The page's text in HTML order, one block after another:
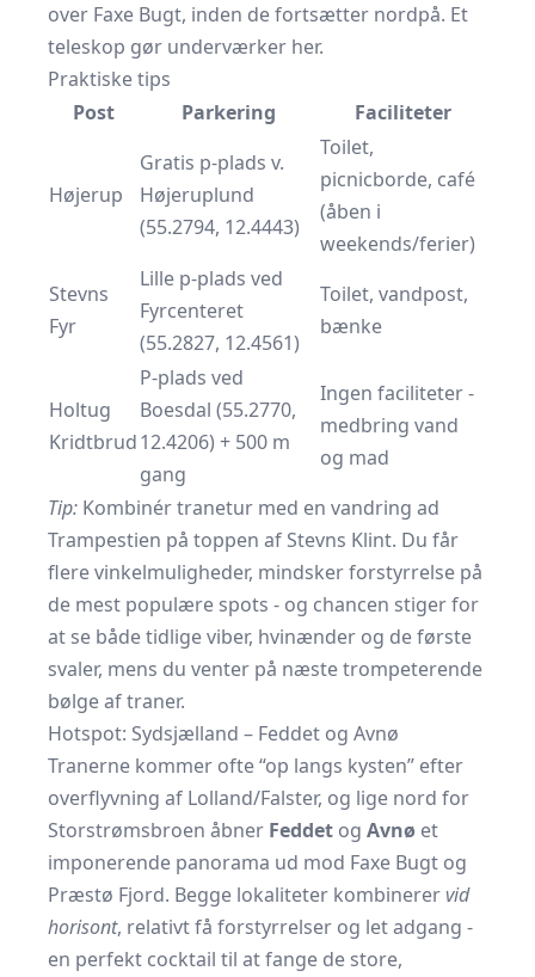
over Faxe Bugt, inden de fortsætter nordpå. Et
teleskop gør underværker her.
Praktiske tips
Post
Parkering Faciliteter
Højerup
Gratis p-plads v.
Højeruplund
(55.2794, 12.4443)
Toilet,
picnicborde, café
(åben i
weekends/ferier)
Stevns
Fyr
Lille p-plads ved
Fyrcenteret
(55.2827, 12.4561)
Toilet, vandpost,
bænke
Holtug
Kridtbrud
P-plads ved
Boesdal (55.2770,
12.4206) + 500 m
gang
Ingen faciliteter -
medbring vand
og mad
Tip: Kombinér tranetur med en vandring ad
Trampestien på toppen af Stevns Klint. Du får
flere vinkelmuligheder, mindsker forstyrrelse på
de mest populære spots - og chancen stiger for
at se både tidlige viber, hvinænder og de første
svaler, mens du venter på næste trompeterende
bølge af traner.
Hotspot: Sydsjælland – Feddet og Avnø
Tranerne kommer ofte “op langs kysten” efter
overflyvning af Lolland/Falster, og lige nord for
Storstrømsbroen åbner Feddet og Avnø et
imponerende panorama ud mod Faxe Bugt og
Præstø Fjord. Begge lokaliteter kombinerervid
horisont, relativt få forstyrrelser og let adgang -
en perfekt cocktail til at fange de store,